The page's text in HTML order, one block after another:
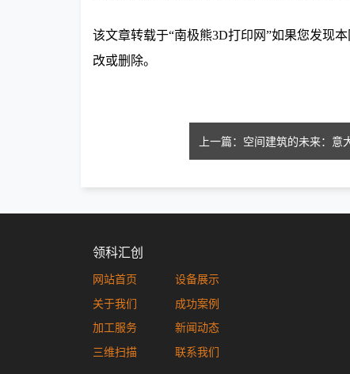
该文章转载于“南极熊3D打印网”如果您发现
改或删除。
领科汇创
网站首页
关于我们
加工服务
三维扫描
设备展示
成功案例
新闻动态
联系我们